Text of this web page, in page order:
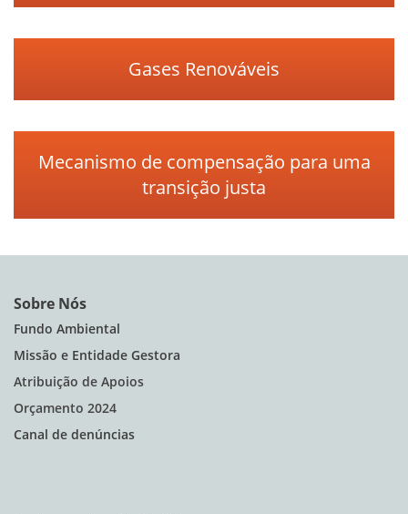
Gases Renováveis
Mecanismo de compensação para uma
transição justa
Sobre Nós
Fundo Ambiental
Missão e Entidade Gestora
Atribuição de Apoios
Orçamento 2024
Canal de denúncias